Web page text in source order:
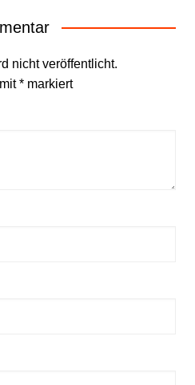
nicht veröffentlicht.
*markiert